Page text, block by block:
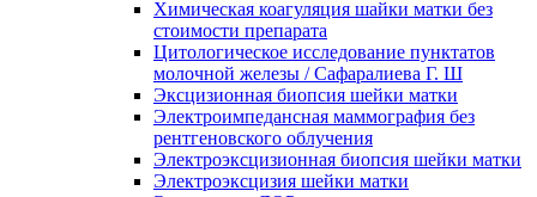
Химическая коагуляция шайки матки без
стоимости препарата
Цитологическое исследование пунктатов
молочной железы / Сафаралиева Г. Ш
Эксцизионная биопсия шейки матки
Электроимпедансная маммография без
рентгеновского облучения
Электроэксцизионная биопсия шейки матки
Электроэксцизия шейки матки